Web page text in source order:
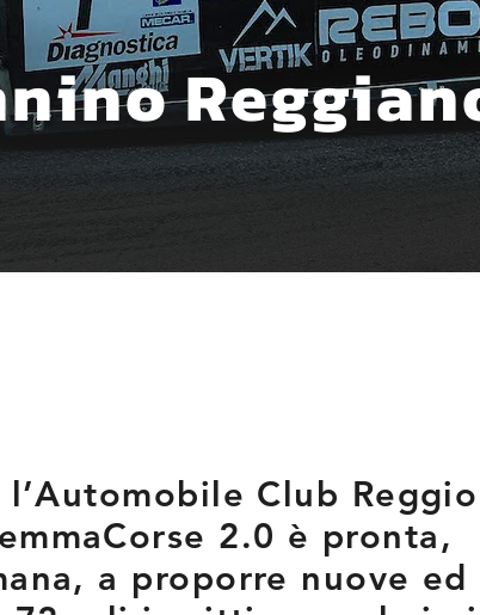
l’Automobile Club
2.0 è pronta,
a proporre nuove